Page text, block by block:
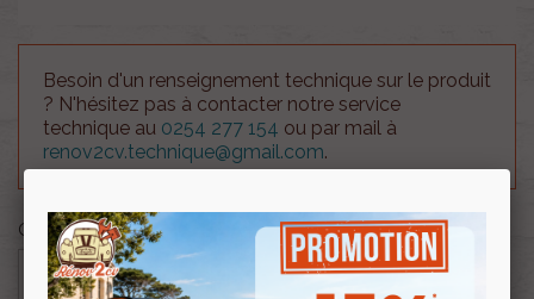
Besoin d'un renseignement technique sur le produit
? N'hésitez pas à contacter notre service
technique au 0254 277 154 ou par mail à
renov2cv.technique@gmail.com.
Quantité
 AJOUTER AU PANIER